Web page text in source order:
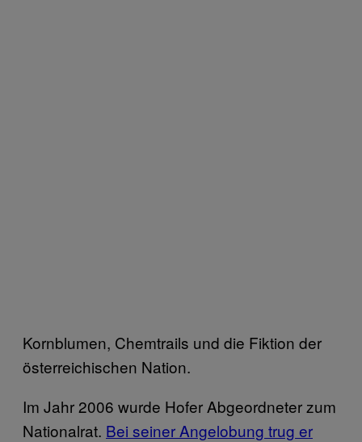
Kornblumen, Chemtrails und die Fiktion der
österreichischen Nation.
Im Jahr 2006 wurde Hofer Abgeordneter zum
Nationalrat. Bei seiner Angelobung trug er